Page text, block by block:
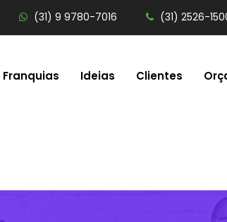
(31) 9 9780-7016 (31) 2526-
Franquias Ideias Clientes